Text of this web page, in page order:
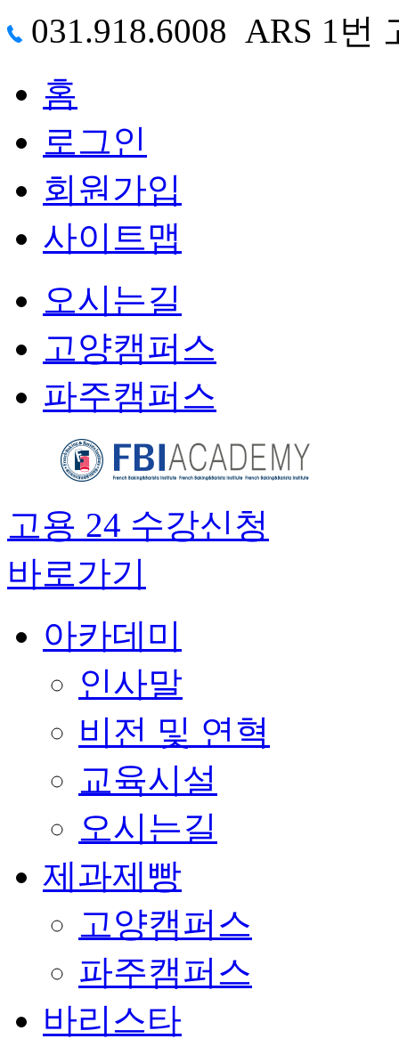
031.918.6008 ARS 1
홈
로그인
회원가입
사이트맵
오시는길
고양캠퍼스
파주캠퍼스
고용 24 수강신청
바로가기
아카데미
인사말
비전 및 연혁
교육시설
오시는길
제과제빵
고양캠퍼스
파주캠퍼스
바리스타